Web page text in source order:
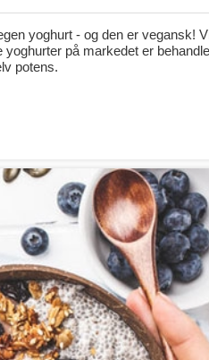
yoghurt - og den er vegansk!
på markedet er
potens.